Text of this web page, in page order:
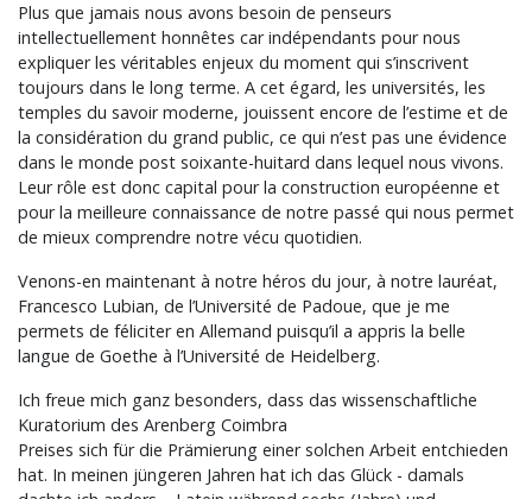
Plus que jamais nous avons besoin de penseurs
intellectuellement honnêtes car indépendants pour nous
expliquer les véritables enjeux du moment qui s’inscrivent
toujours dans le long terme. A cet égard, les universités, les
temples du savoir moderne, jouissent encore de l’estime et de
la considération du grand public, ce qui n’est pas une évidence
dans le monde post soixante-huitard dans lequel nous vivons.
Leur rôle est donc capital pour la construction européenne et
pour la meilleure connaissance de notre passé qui nous permet
de mieux comprendre notre vécu quotidien.
Venons-en maintenant à notre héros du jour, à notre lauréat,
Francesco Lubian, de l’Université de Padoue, que je me
permets de féliciter en Allemand puisqu’il a appris la belle
langue de Goethe à l’Université de Heidelberg.
Ich freue mich ganz besonders, dass das wissenschaftliche
Kuratorium des Arenberg Coimbra
Preises sich für die Prämierung einer solchen Arbeit entchieden
hat. In meinen jüngeren Jahren hat ich das Glück - damals